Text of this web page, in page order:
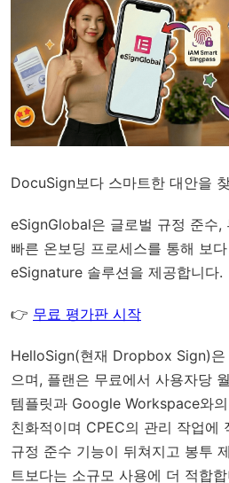
DocuSign보다 스마트한 대안을
eSignGlobal은 글로벌 규정 준수,
빠른 온보딩 프로세스를 통해 보
eSignature 솔루션을 제공합니다.
👉 무료 평가판 시작
HelloSign(현재 Dropbox Sign)은
으며, 플랜은 무료에서 사용자당
템플릿과 Google Workspace와
친화적이며 CPEC의 관리 작업에
규정 준수 기능이 뒤쳐지고 봉투
트보다는 소규모 사용에 더 적합